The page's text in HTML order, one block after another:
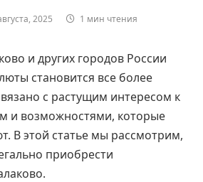
2025 1 мин чтения
и других городов России
становится все более
с растущим интересом к
и возможностями, которые
В этой статье мы рассмотрим,
приобрести